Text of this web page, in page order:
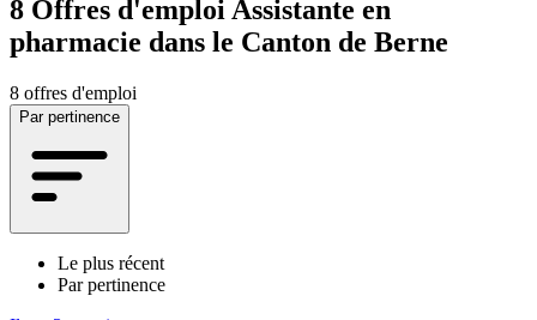
8 Offres d'emploi Assistante en
pharmacie dans le Canton de Berne
8 offres d'emploi
Par pertinence
Le plus récent
Par pertinence